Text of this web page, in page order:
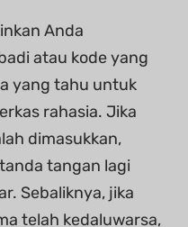
Anda
atau kode yang
yang tahu untuk
rahasia. Jika
dimasukkan,
tangan lagi
Sebaliknya, jika
telah kedaluwarsa,